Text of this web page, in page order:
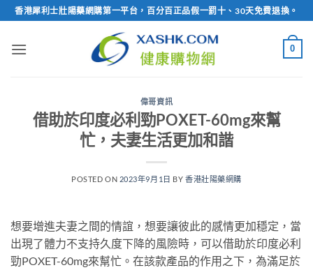
Skip
to
content
香港犀利士壯陽藥網購第一平台，百分百正品假一罰十、30天免費退換。
0
偉哥資訊
借助於印度必利勁POXET-60mg來幫
忙，夫妻生活更加和諧
POSTED ON 2023年9月1日 BY 香港壯陽藥網購
想要增進夫妻之間的情誼，想要讓彼此的感情更加穩定，當
出現了體力不支持久度下降的風險時，可以借助於印度必利
勁POXET-60mg來幫忙。在該款產品的作用之下，為滿足於